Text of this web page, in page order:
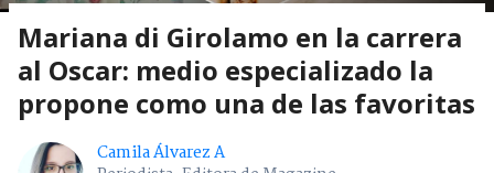
Mariana di Girolamo en la carrera
al Oscar: medio especializado la
propone como una de las favoritas
Camila Álvarez A